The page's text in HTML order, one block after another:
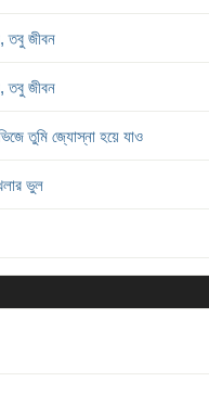
তবু জীবন
তবু জীবন
তুমি জ্যোস্না হয়ে যাও
ভুল